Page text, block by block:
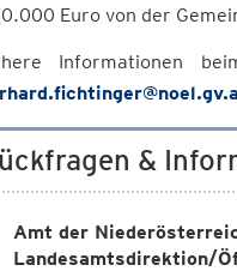
Euro von der
Informationen
&
Amt der
Landesamtsdirektion/